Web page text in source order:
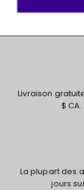
Livraison
$
La plupart des
jours